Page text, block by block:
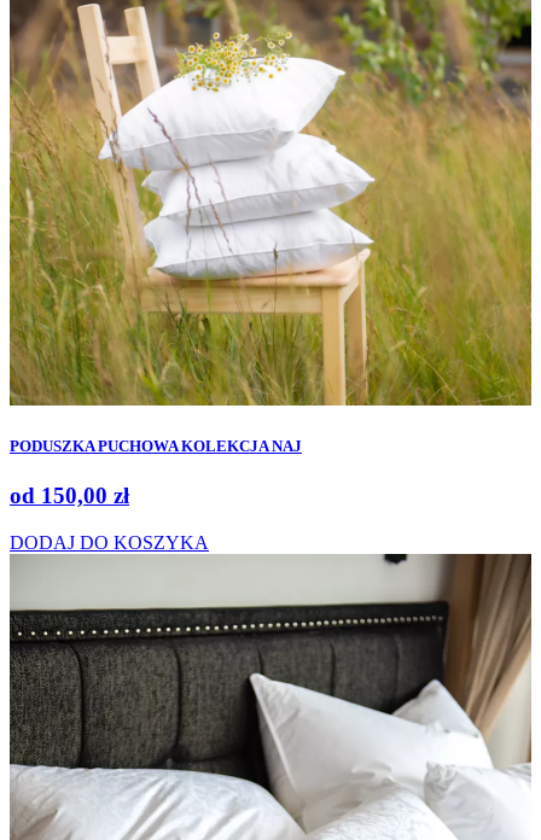
PODUSZKA PUCHOWA KOLEKCJA NAJ
od 150,00 zł
DODAJ DO KOSZYKA